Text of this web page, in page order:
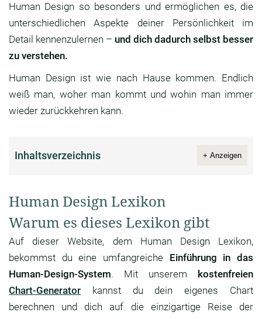
Human Design so besonders und ermöglichen es, die
unterschiedlichen Aspekte deiner Persönlichkeit im
Detail kennenzulernen – und dich dadurch selbst besser
zu verstehen.
Human Design ist wie nach Hause kommen. Endlich
weiß man, woher man kommt und wohin man immer
wieder zurückkehren kann.
Inhaltsverzeichnis + Anzeigen
Human Design Lexikon
Warum es dieses Lexikon gibt
Auf dieser Website, dem Human Design Lexikon,
bekommst du eine umfangreiche Einführung in das
Human-Design-System. Mit unserem
kostenfreien
Chart-Generator kannst du dein eigenes Chart
berechnen und dich auf die einzigartige Reise der